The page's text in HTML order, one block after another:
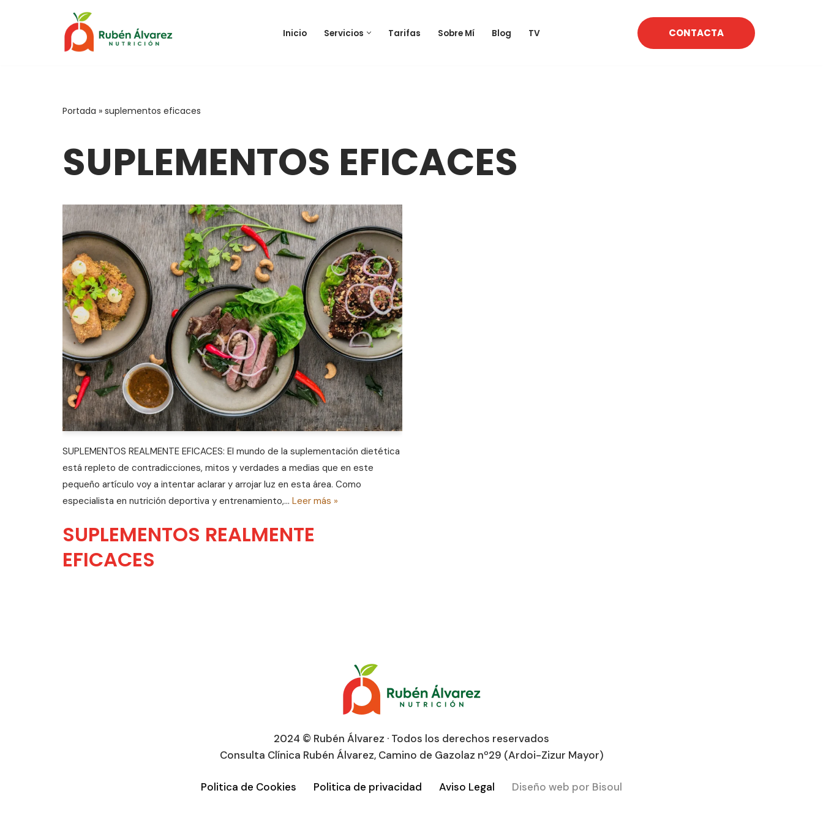
Inicio Servicios Tarifas Sobre Mí Blog TV CONTACTA
Portada » suplementos eficaces
SUPLEMENTOS EFICACES
SUPLEMENTOS REALMENTE EFICACES: El mundo de la suplementación dietética
está repleto de contradicciones, mitos y verdades a medias que en este
pequeño artículo voy a intentar aclarar y arrojar luz en esta área. Como
especialista en nutrición deportiva y entrenamiento,… Leer más »
SUPLEMENTOS REALMENTE
EFICACES
2024 © Rubén Álvarez · Todos los derechos reservados
Consulta Clínica Rubén Álvarez, Camino de Gazolaz nº29 (Ardoi-Zizur Mayor)
Politica de Cookies Politica de privacidad Aviso Legal Diseño web por Bisoul